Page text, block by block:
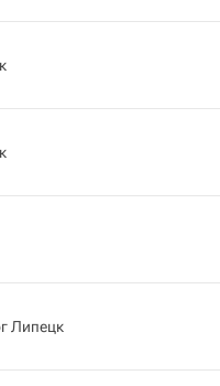
Липецк